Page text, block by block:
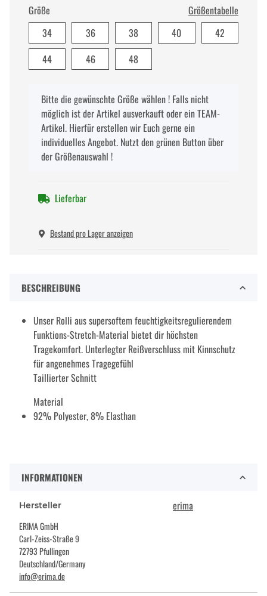
Größe
Größentabelle
34
36 38 40
42
44
46 48
xBitte die gewünschte Größe wählen ! Falls nicht
möglich ist der Artikel ausverkauft oder ein TEAM-
Artikel. Hierfür erstellen wir Euch gerne ein
individuelles Angebot. Nutzt den grünen Button über
der Größenauswahl !
Lieferbar
Bestand pro Lager anzeigen
BESCHREIBUNG
Unser Rolli aus supersoftem feuchtigkeitsregulierendem
Funktions-Stretch-Material bietet dir höchsten
Tragekomfort. Unterlegter Reißverschluss mit Kinnschutz
für angenehmes Tragegefühl
Taillierter Schnitt
Material
92% Polyester, 8% Elasthan
INFORMATIONEN
Hersteller erima
ERIMA GmbH
Carl-Zeiss-Straße 9
72793 Pfullingen
Deutschland/Germany
info@erima.de